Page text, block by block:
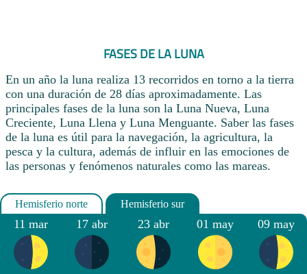
FASES DE LA LUNA
En un año la luna realiza 13 recorridos en torno a la tierra
con una duración de 28 días aproximadamente. Las
principales fases de la luna son la Luna Nueva, Luna
Creciente, Luna Llena y Luna Menguante. Saber las fases
de la luna es útil para la navegación, la agricultura, la
pesca y la cultura, además de influir en las emociones de
las personas y fenómenos naturales como las mareas.
11 mar 17 abr 23 abr 01 may 09 may